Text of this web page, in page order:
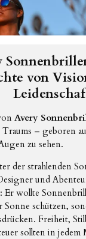
von
Avery
– geboren
zu sehen.
der strahlenden
und
Er wollte
schützen,
Freiheit,
sollten in jedem